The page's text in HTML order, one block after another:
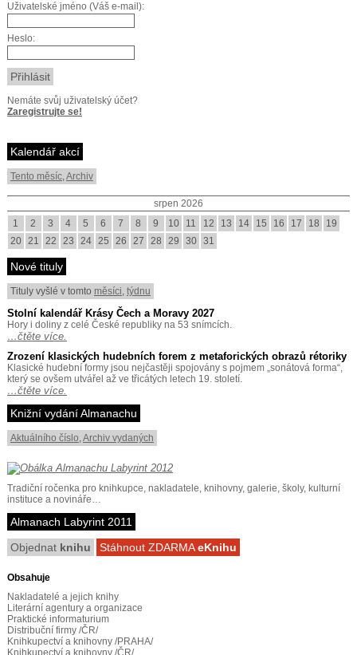
Uživatelské jméno (Váš e-mail):
Heslo:
Nemáte svůj uživatelský účet?
Zaregistrujte se!
Kalendář akcí
Tento měsíc,Archiv
srpen 2026
1
2 3 4 5 6 7 8 9 10 11 12 13 14 15 16 17 18
19
20 21 22 23 24 25 26 27 28 29 30 31
Nové tituly
Tituly vyšlé v tomto měsíci, týdnu
Stolní kalendář Krásy Čech a Moravy 2027
Hory i doliny z celé České republiky na 53 snímcích.
…čtěte více.
Zrození klasických hudebních forem z metaforických obrazů rétoriky
Klasické hudební formy jsou nejčastěji spojovány s pojmem „sonátová forma“,
který se ovšem utvářel až ve třicátých letech 19. století.
…čtěte více.
Knižní vydání Almanachu
Aktuálního číslo,Archiv vydaných
Tradiční ročenka pro knihkupce, nakladatele, knihovny, galerie, školy, kulturní
instituce a novináře…
Almanach Labyrint 2011
Objednat knihu Stáhnout ZDARMAeKnihu
Obsahuje
Nakladatelé a jejich knihy
Literární agentury a organizace
Praktické informaturium
Distribuční firmy /ČR/
Knihkupectví a knihovny /PRAHA/
Knihkupectví a knihovny /ČR/